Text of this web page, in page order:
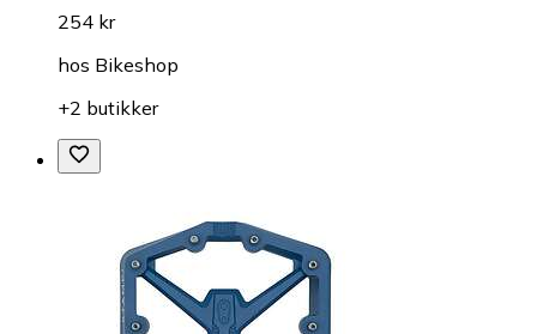
254 kr
hos Bikeshop
+2 butikker